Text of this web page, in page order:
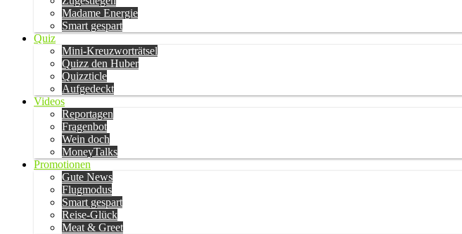
Madame Energie
Smart gespart
Quiz
Mini-Kreuzworträtsel
Quizz den Huber
Quizzticle
Aufgedeckt
Videos
Reportagen
Fragenbot
Wein doch
MoneyTalks
Promotionen
Gute News
Flugmodus
Smart gespart
Reise-Glück
Meat & Greet